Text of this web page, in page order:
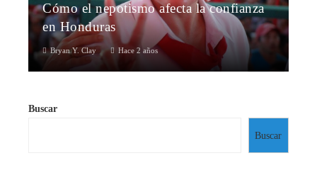
Cómo el nepotismo afecta la confianza
en Honduras
Bryan Y. Clay Hace 2 años
Buscar
Buscar